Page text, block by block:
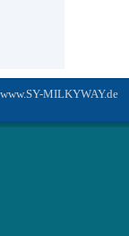
MILKYWAY.de